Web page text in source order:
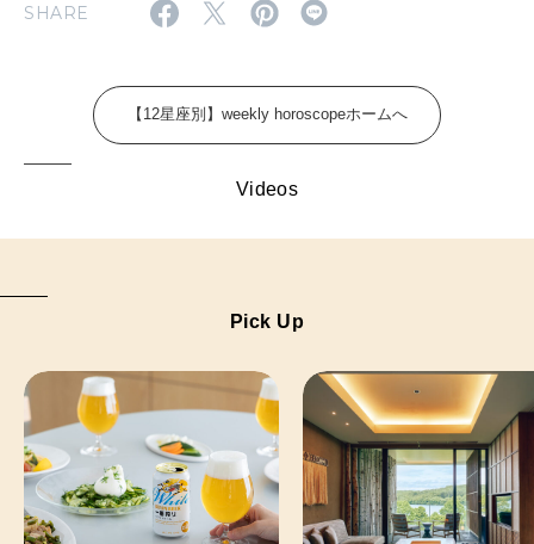
2026年5月号「“大好き”に出会いに。韓国」
2026年4月号「未来をつくる、学びの教科書。」
2026年3月号「スイーツ予想図 2026」
2026年2月号「良運を掴む 新・開運術。」
2025年12月号「お酒の新常識。」
FOLLOW US!
SHARE
【12星座別】weekly horoscopeホームへ
Videos
Pick Up